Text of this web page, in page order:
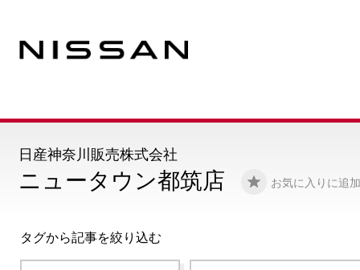
ニュータウン都筑店 お気に入りに追加
日産神奈川販売株式会社
タグから記事を絞り込む